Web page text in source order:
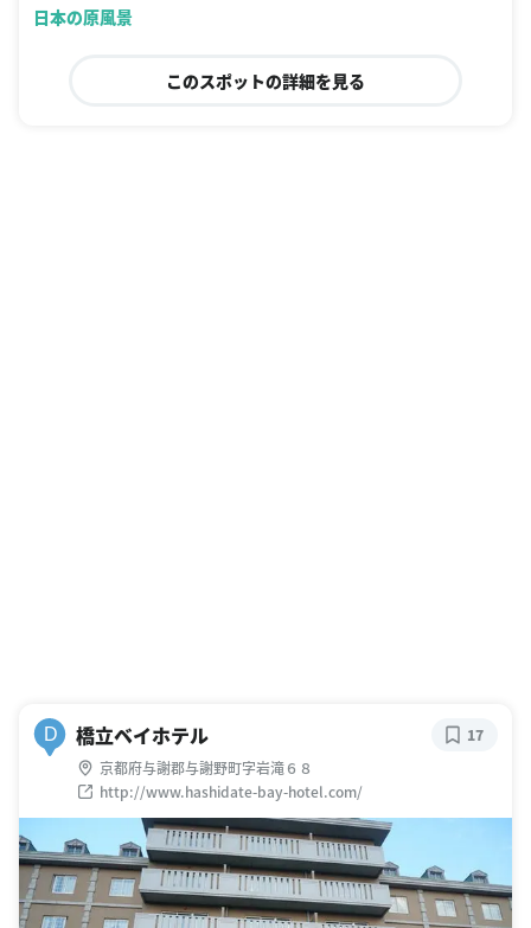
日本の原風景
このスポットの詳細を見る
D 橋立ベイホテル
京都府与謝郡与謝野町字岩滝６８
http://www.hashidate-bay-hotel.com/
17